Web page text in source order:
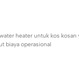
heater untuk kos kosan
biaya operasional